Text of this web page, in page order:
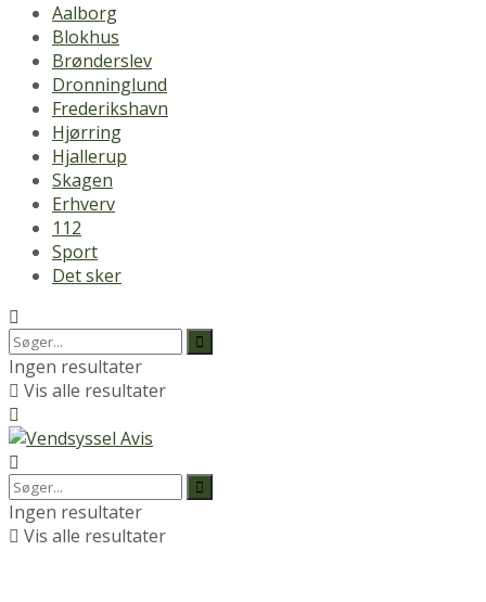
Aalborg
Blokhus
Brønderslev
Dronninglund
Frederikshavn
Hjørring
Hjallerup
Skagen
Erhverv
112
Sport
Det sker
Ingen resultater
Vis alle resultater
Ingen resultater
Vis alle resultater